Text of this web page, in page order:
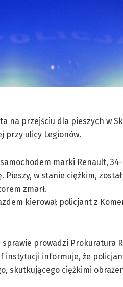
na przejściu dla pieszych w
przy ulicy Legionów.
marki Renault,
Pieszy, w stanie ciężkim,
zmarł.
kierował policjant z
sprawie prowadzi Prokuratura
instytucji informuje, że
skutkującego ciężkimi